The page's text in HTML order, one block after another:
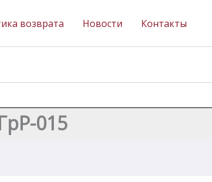
возврата Новости Контакты
015